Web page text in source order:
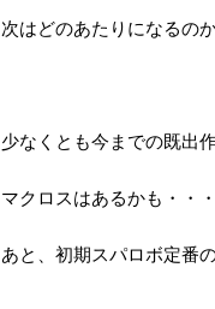
次はどのあたりになるの
少なくとも今までの既出
マクロスはあるかも・・
あと、初期スパロボ定番